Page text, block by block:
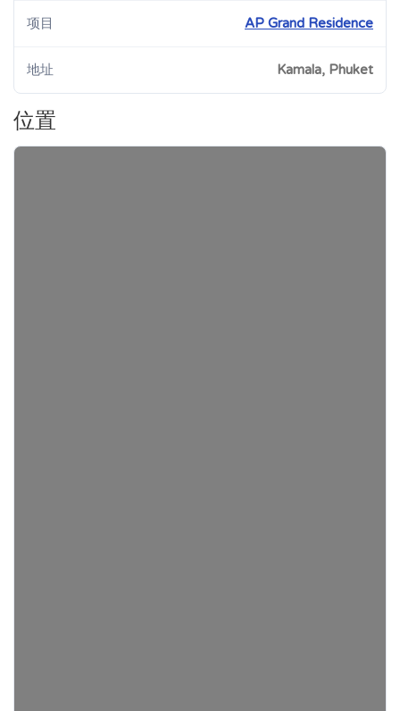
项目 AP Grand Residence
地址 Kamala, Phuket
位置